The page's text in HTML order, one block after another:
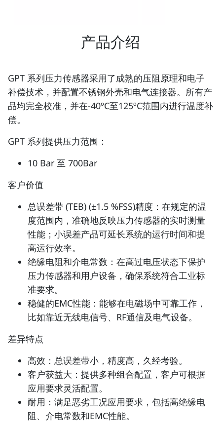
产品介绍
GPT 系列压力传感器采用了成熟的压阻原理和电子
补偿技术，并配置不锈钢外壳和电气连接器。所有产
品均完全校准，并在-40ºC至125ºC范围内进行温度补
偿。
GPT 系列提供压力范围：
10 Bar 至 700Bar
客户价值
总误差带 (TEB) (±1.5 %FSS)精度：在规定的温
度范围内，准确地反映压力传感器的实时测量
性能；小误差产品可延长系统的运行时间和提
高运行效率。
绝缘电阻和介电常数：在高过电压状态下保护
压力传感器和用户设备，确保系统符合工业标
准要求。
稳健的EMC性能：能够在电磁场中可靠工作，
比如靠近无线电信号、RF通信及电气设备。
差异特点
高效：总误差带小，精度高，久经考验。
客户获益大：提供多种组合配置，客户可根据
应用要求灵活配置。
耐用：满足恶劣工况应用要求，包括高绝缘电
阻、介电常数和EMC性能。